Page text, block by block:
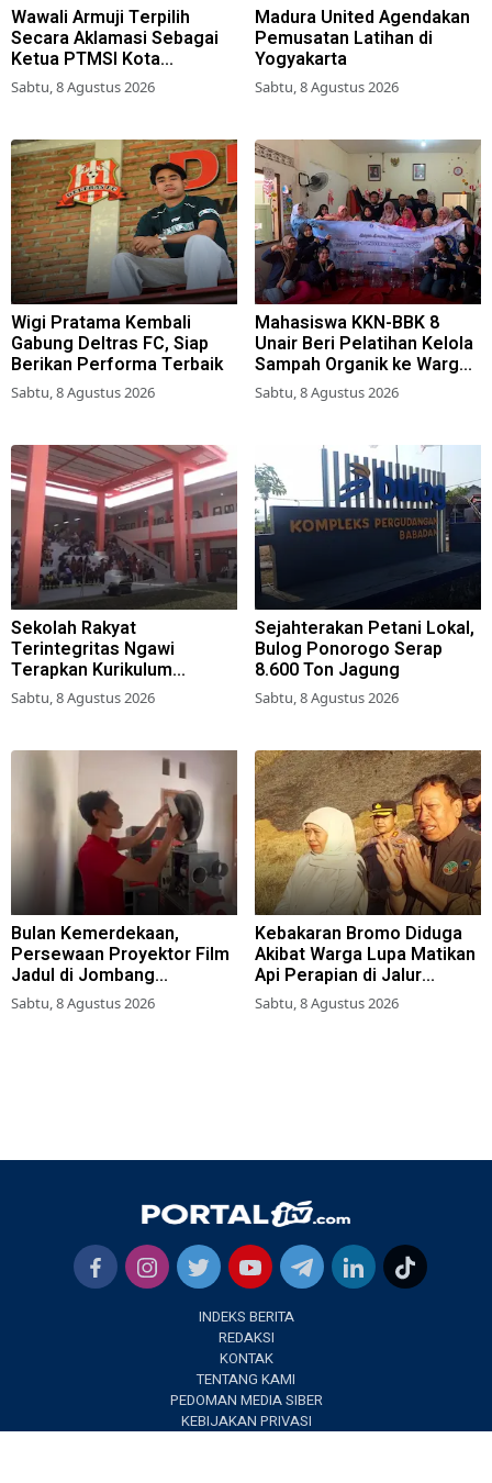
Wawali Armuji Terpilih
Secara Aklamasi Sebagai
Ketua PTMSI Kota
Surabaya
Sabtu, 8 Agustus 2026
Madura United Agendakan
Pemusatan Latihan di
Yogyakarta
Sabtu, 8 Agustus 2026
Wigi Pratama Kembali
Gabung Deltras FC, Siap
Berikan Performa Terbaik
Sabtu, 8 Agustus 2026
Mahasiswa KKN-BBK 8
Unair Beri Pelatihan Kelola
Sampah Organik ke Warga
Simokerto Surabaya
Sabtu, 8 Agustus 2026
Sekolah Rakyat
Terintegritas Ngawi
Terapkan Kurikulum
Berbasis Asrama
Sabtu, 8 Agustus 2026
Sejahterakan Petani Lokal,
Bulog Ponorogo Serap
8.600 Ton Jagung
Sabtu, 8 Agustus 2026
Bulan Kemerdekaan,
Persewaan Proyektor Film
Jadul di Jombang
Meningkat
Sabtu, 8 Agustus 2026
Kebakaran Bromo Diduga
Akibat Warga Lupa Matikan
Api Perapian di Jalur
Tradisional
Sabtu, 8 Agustus 2026
INDEKS BERITA
REDAKSI
KONTAK
TENTANG KAMI
PEDOMAN MEDIA SIBER
KEBIJAKAN PRIVASI